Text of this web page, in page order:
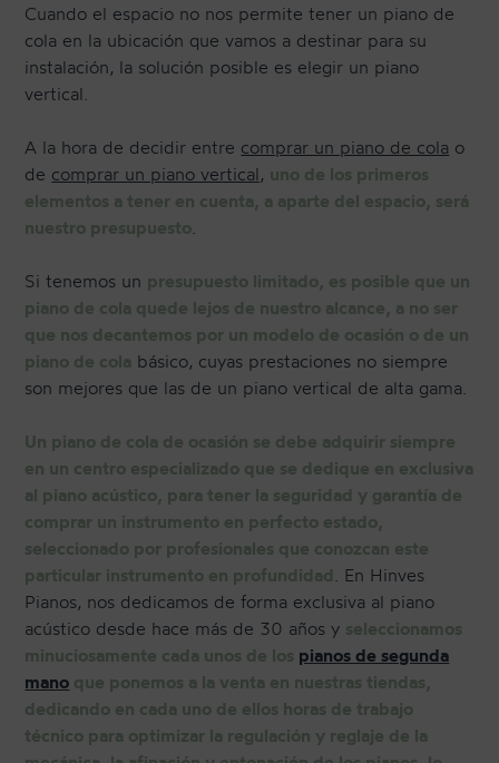
Cuando el espacio no nos permite tener un piano de
cola en la ubicación que vamos a destinar para su
instalación, la solución posible es elegir un piano
vertical.
A la hora de decidir entre comprar un piano de cola o
de comprar un piano vertical, uno de los primeros
elementos a tener en cuenta, a aparte del espacio, será
nuestro presupuesto
Si tenemos un presupuesto limitado, es posible que un
piano de cola quede lejos de nuestro alcance, a no ser
que nos decantemos por un modelo de ocasión o de un
piano de cola básico, cuyas prestaciones no siempre
son mejores que las de un piano vertical de alta gama.
Un piano de cola de ocasión se debe adquirir siempre
en un centro especializado que se dedique en exclusiva
al piano acústico, para tener la seguridad y garantía de
comprar un instrumento en perfecto estado,
seleccionado por profesionales que conozcan este
particular instrumento en profundidad . En Hinves
Pianos, nos dedicamos de forma exclusiva al piano
acústico desde hace más de 30 años y seleccionamos
minuciosamente cada unos de los pianos de segunda
mano que ponemos a la venta en nuestras tiendas,
dedicando en cada uno de ellos horas de trabajo
técnico para optimizar la regulación y reglaje de la